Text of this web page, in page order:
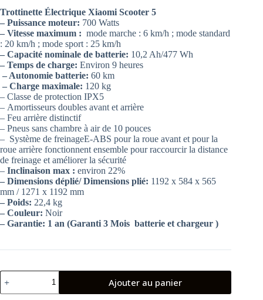
initial
était :
actuel
est :
Trottinette Électrique Xiaomi Scooter 5
– Puissance moteur: 700 Watts
– Vitesse maximum : mode marche : 6 km/h ; mode standard
: 20 km/h ; mode sport : 25 km/h
– Capacité nominale de batterie: 10,2 Ah/477 Wh
– Temps de charge: Environ 9 heures
– Autonomie batterie: 60 km
– Charge maximale: 120 kg
– Classe de protection IPX5
– Amortisseurs doubles avant et arrière
– Feu arrière distinctif
– Pneus sans chambre à air de 10 pouces
– Système de freinageE-ABS pour la roue avant et pour la
roue arrière fonctionnent ensemble pour raccourcir la distance
de freinage et améliorer la sécurité
– Inclinaison max : environ 22%
– Dimensions déplié/ Dimensions plié: 1192 x 584 x 565
mm / 1271 x 1192 mm
– Poids: 22,4 kg
– Couleur: Noir
– Garantie: 1 an (Garanti 3 Mois batterie et chargeur )
quantité
de
Xiaomi
Ajouter au panier